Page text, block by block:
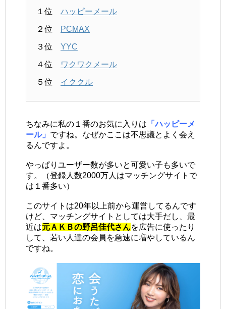
１位 ハッピーメール
２位 PCMAX
３位 YYC
４位 ワクワクメール
５位 イククル
ちなみに私の１番のお気に入りは 「ハッピーメ
ール」 ですね。なぜかここは不思議とよく会え
るんですよ。
やっぱりユーザー数が多いと可愛い子も多いで
す。（登録人数2000万人はマッチングサイトで
は１番多い）
このサイトは20年以上前から運営してるんです
けど、マッチングサイトとしては大手だし、最
近は元ＡＫＢの野呂佳代さんを広告に使ったり
して、若い人達の会員を急速に増やしているん
ですね。